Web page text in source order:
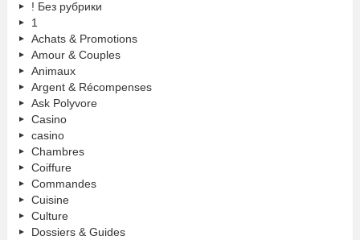
! Без рубрики
1
Achats & Promotions
Amour & Couples
Animaux
Argent & Récompenses
Ask Polyvore
Casino
casino
Chambres
Coiffure
Commandes
Cuisine
Culture
Dossiers & Guides